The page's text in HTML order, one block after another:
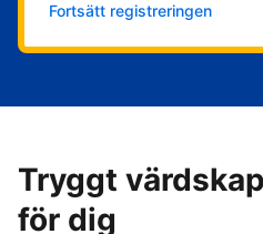
Fortsätt registreringen
Tryggt
för dig